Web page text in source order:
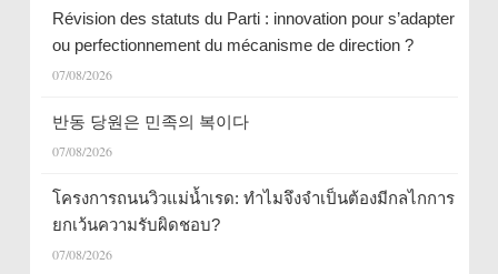
Révision des statuts du Parti : innovation pour s’adapter
ou perfectionnement du mécanisme de direction ?
07/08/2026
반동 당원은 민족의 복이다
07/08/2026
โครงการถนนวิวแม่น้ำเรด: ทำไมจึงจำเป็นต้องมีกลไกการ
ยกเว้นความรับผิดชอบ?
07/08/2026